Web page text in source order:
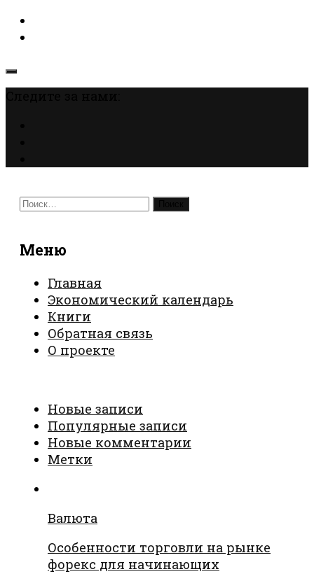
Найти:
Меню
Главная
Экономический календарь
Книги
Обратная связь
О проекте
Новые записи
Популярные записи
Новые комментарии
Метки
Валюта
Особенности торговли на рынке
форекс для начинающих